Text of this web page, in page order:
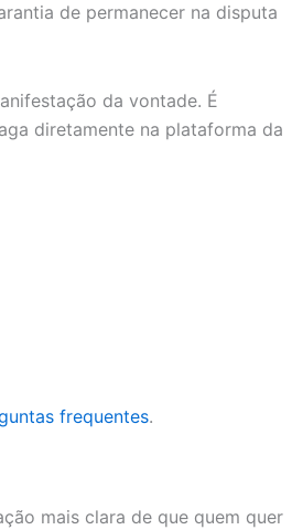
de permanecer na disputa
da vontade. É
diretamente na plataforma da
frequentes.
mais clara de que quem quer